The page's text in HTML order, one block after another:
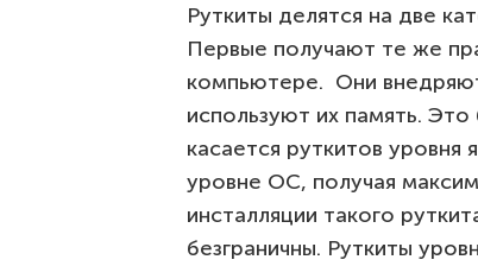
Руткиты делятся на две
Первые получают те же
компьютере. Они
используют их память.
касается руткитов
уровне ОС, получая
инсталляции такого
безграничны. Руткиты